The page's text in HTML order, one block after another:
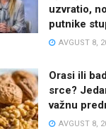
uzvratio,
putnike
AVGUST 8,
Orasi ili
srce?
važnu
AVGUST 8,